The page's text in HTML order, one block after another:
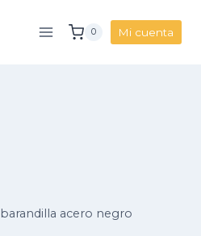
0 Mi cuenta
barandilla acero negro